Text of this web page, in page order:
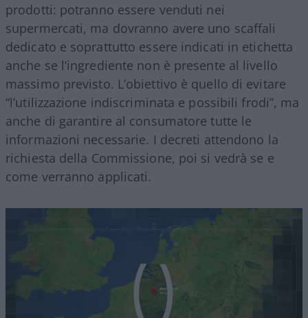
prodotti: potranno essere venduti nei
supermercati, ma dovranno avere uno scaffali
dedicato e soprattutto essere indicati in etichetta
anche se l’ingrediente non è presente al livello
massimo previsto. L’obiettivo è quello di evitare
“l’utilizzazione indiscriminata e possibili frodi”, ma
anche di garantire al consumatore tutte le
informazioni necessarie. I decreti attendono la
richiesta della Commissione, poi si vedrà se e
come verranno applicati.